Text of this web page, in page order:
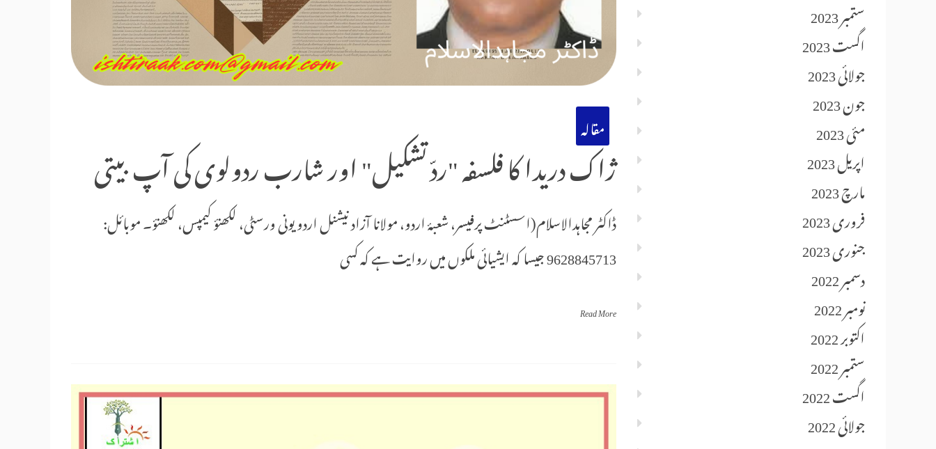
مقالہ
ژاک دریدا کا فلسفہ "ردّ تشکیل" اور شارب ردولوی کی آپ بیتی
ڈاکٹر مجاہدالاسلام(اسسٹنٹ پرفیسر، شعبۂ اردو، مولانا آزاد نیشنل اردو یونی ورسٹی، لکھنؤ کیمپس، لکھنؤ۔ موبائل:
9628845713 جیسا کہ ایشیائی ملکوں میں روایت ہے کہ کسی
Read More
ستمبر 2023
اگست 2023
جولائی 2023
جون 2023
مئی 2023
اپریل 2023
مارچ 2023
فروری 2023
جنوری 2023
دسمبر 2022
نومبر 2022
اکتوبر 2022
ستمبر 2022
اگست 2022
جولائی 2022